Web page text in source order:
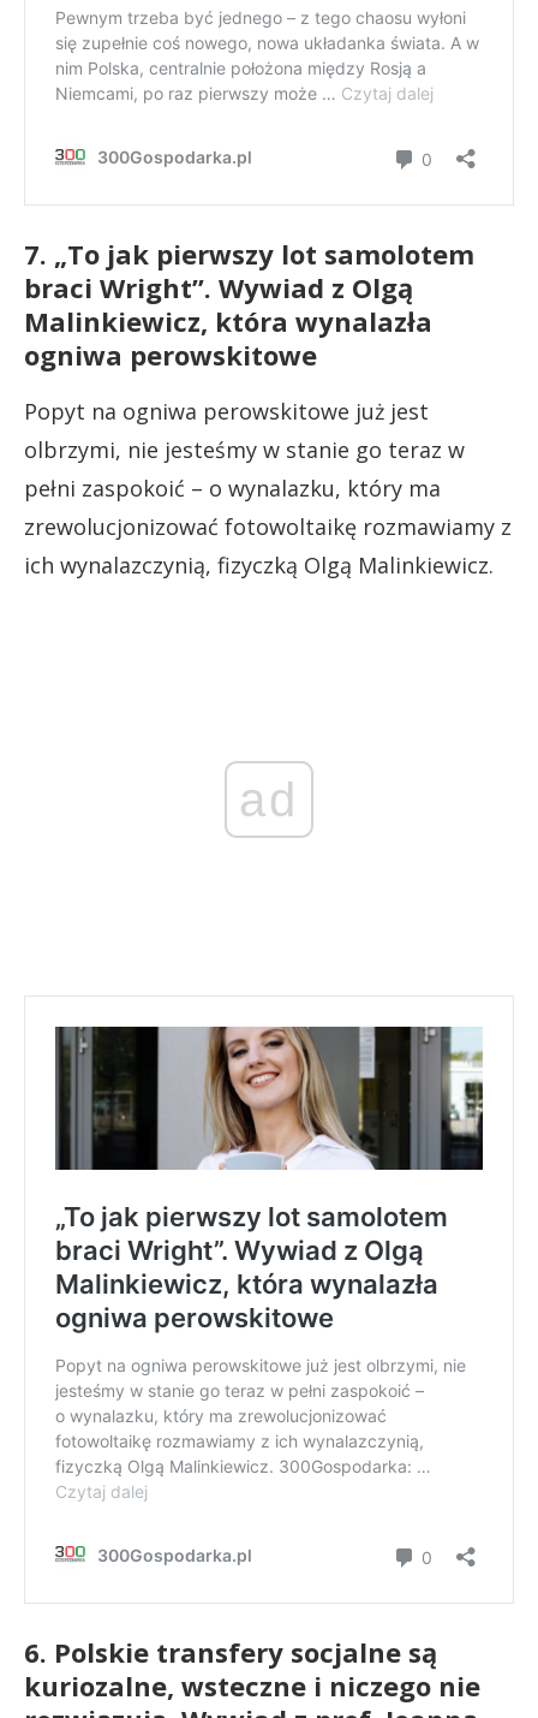
7. „To jak pierwszy lot samolotem
braci Wright”. Wywiad z Olgą
Malinkiewicz, która wynalazła
ogniwa perowskitowe
Popyt na ogniwa perowskitowe już jest
olbrzymi, nie jesteśmy w stanie go teraz w
pełni zaspokoić – o wynalazku, który ma
zrewolucjonizować fotowoltaikę rozmawiamy z
ich wynalazczynią, fizyczką Olgą Malinkiewicz.
ad
6. Polskie transfery socjalne są
kuriozalne, wsteczne i niczego nie